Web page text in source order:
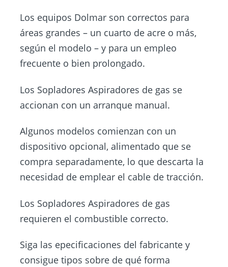
Los equipos Dolmar son correctos para
áreas grandes – un cuarto de acre o más,
según el modelo – y para un empleo
frecuente o bien prolongado.
Los Sopladores Aspiradores de gas se
accionan con un arranque manual.
Algunos modelos comienzan con un
dispositivo opcional, alimentado que se
compra separadamente, lo que descarta la
necesidad de emplear el cable de tracción.
Los Sopladores Aspiradores de gas
requieren el combustible correcto.
Siga las epecificaciones del fabricante y
consigue tipos sobre de qué forma